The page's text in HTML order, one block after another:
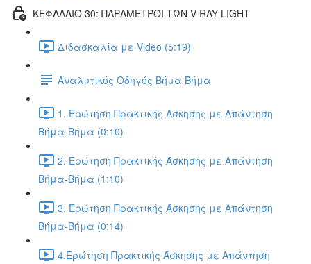
ΚΕΦΑΛΑΙΟ 30: ΠΑΡΑΜΕΤΡΟΙ ΤΩΝ V-RAY LIGHT
Διδασκαλία με Video (5:19)
Αναλυτικός Οδηγός Βήμα Βήμα
1. Ερώτηση Πρακτικής Άσκησης με Απάντηση
Βήμα-Βήμα (0:10)
2. Ερώτηση Πρακτικής Άσκησης με Απάντηση
Βήμα-Βήμα (1:10)
3. Ερώτηση Πρακτικής Άσκησης με Απάντηση
Βήμα-Βήμα (0:14)
4.Ερώτηση Πρακτικής Άσκησης με Απάντηση